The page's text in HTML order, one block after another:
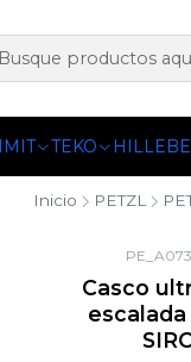
TEKO
Inicio PETZL
Casco